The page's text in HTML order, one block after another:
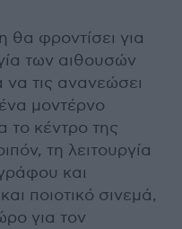
φροντίσει για
των αιθουσών
να τις ανανεώσει
μοντέρνο
το κέντρο της
τη λειτουργία
και
ποιοτικό σινεμά,
για τον